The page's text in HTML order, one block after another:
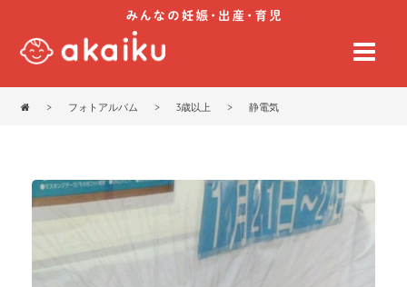
> フォトアルバム > 3歳以上 > 静電気